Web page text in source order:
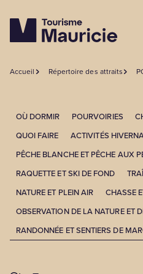
Où dormir
Où manger
Événements
Accueil Répertoire des attraits
OÙ DORMIR POURVOIRIES
QUOI FAIRE
ACTIVITÉS
PÊCHE BLANCHE ET PÊCHE AUX
RAQUETTE ET SKI DE FOND
NATURE ET PLEIN AIR
CHASSE
OBSERVATION DE LA NATURE ET
RANDONNÉE ET SENTIERS DE